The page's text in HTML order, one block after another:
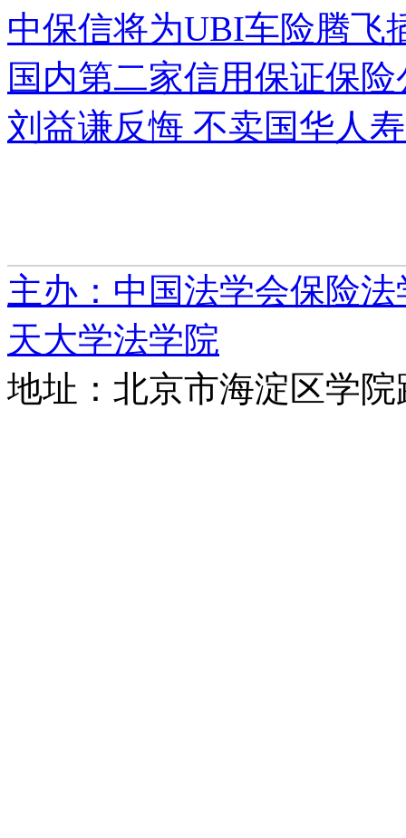
中保信将为UBI车险腾飞
国内第二家信用保证保险
刘益谦反悔 不卖国华人
主办：中国法学会保险
天大学法学院
地址：北京市海淀区学院